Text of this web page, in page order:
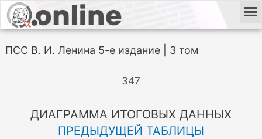
ПСС В. И. Ленина 5-е издание | 3 том
347
ДИАГРАММА ИТОГОВЫХ ДАННЫХ
ПРЕДЫДУЩЕЙ ТАБЛИЦЫ